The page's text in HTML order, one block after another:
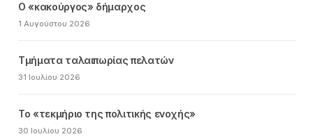
Ο «κακούργος» δήμαρχος
1 Αυγούστου 2026
Τμήματα ταλαιπωρίας πελατών
31 Ιουλίου 2026
Το «τεκμήριο της πολιτικής ενοχής»
30 Ιουλίου 2026